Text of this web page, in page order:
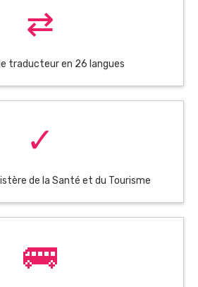
⇄
traducteur en 26 langues
✓
de la Santé et du Tourisme
🚌